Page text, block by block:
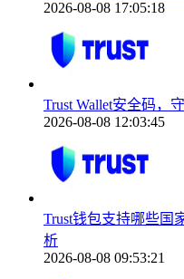
2026-08-08 17:05:18
Trust Wallet安全码，
2026-08-08 12:03:45
Trust钱包支持哪些国
析
2026-08-08 09:53:21